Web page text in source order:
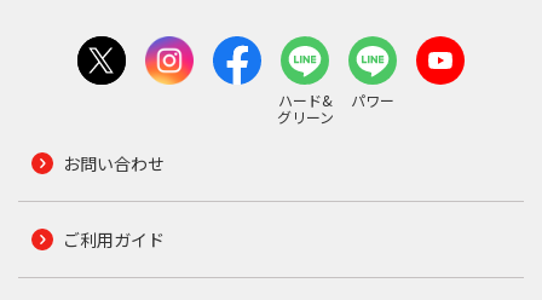
ハード&
グリーン
パワー
お問い合わせ
ご利用ガイド